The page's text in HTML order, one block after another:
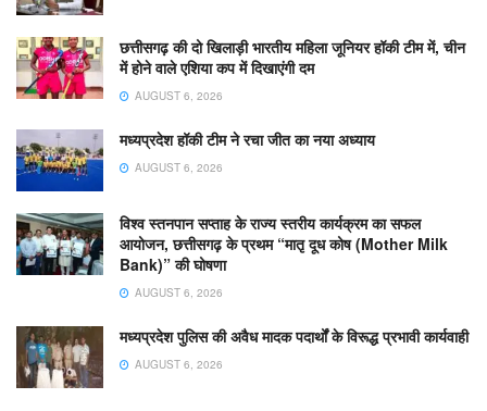
छत्तीसगढ़ की दो खिलाड़ी भारतीय महिला जूनियर हॉकी टीम में, चीन
में होने वाले एशिया कप में दिखाएंगी दम
AUGUST 6, 2026
मध्यप्रदेश हॉकी टीम ने रचा जीत का नया अध्याय
AUGUST 6, 2026
विश्व स्तनपान सप्ताह के राज्य स्तरीय कार्यक्रम का सफल
आयोजन, छत्तीसगढ़ के प्रथम “मातृ दूध कोष (Mother Milk
Bank)” की घोषणा
AUGUST 6, 2026
मध्यप्रदेश पुलिस की अवैध मादक पदार्थों के विरूद्ध प्रभावी कार्यवाही
AUGUST 6, 2026